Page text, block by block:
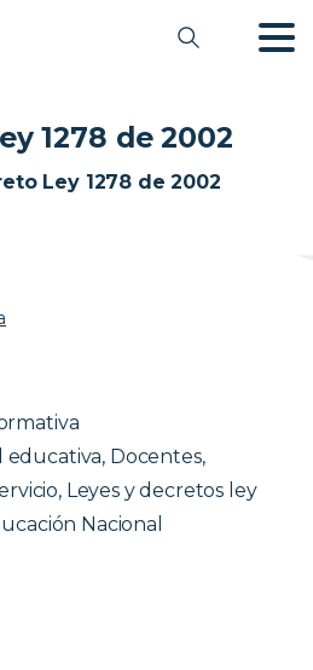
1278 de 2002
Ley 1278 de 2002
Docentes,
Leyes y decretos ley
Nacional